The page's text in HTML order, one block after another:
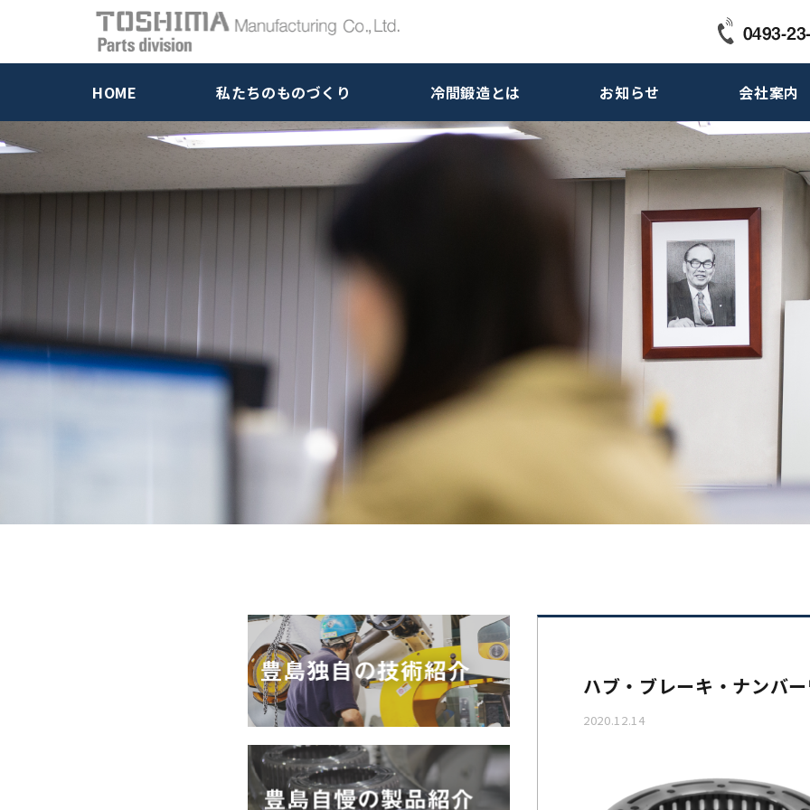
HOME 私たちのものづくり 冷間鍛造とは お知らせ 会社案内
ハブ・ブレーキ・ナンバ
2020.12.14